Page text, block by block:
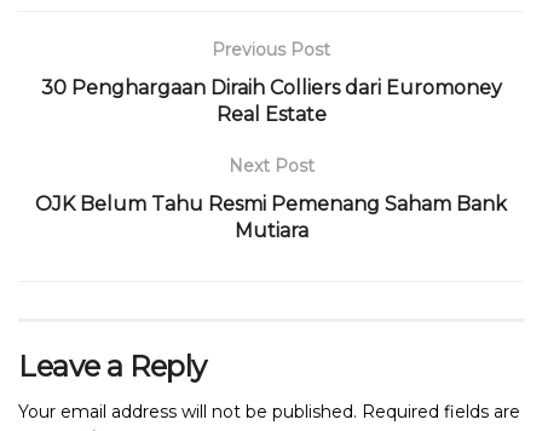
Previous Post
30 Penghargaan Diraih Colliers dari Euromoney
Real Estate
Next Post
OJK Belum Tahu Resmi Pemenang Saham Bank
Mutiara
Leave a Reply
Your email address will not be published. Required fields are